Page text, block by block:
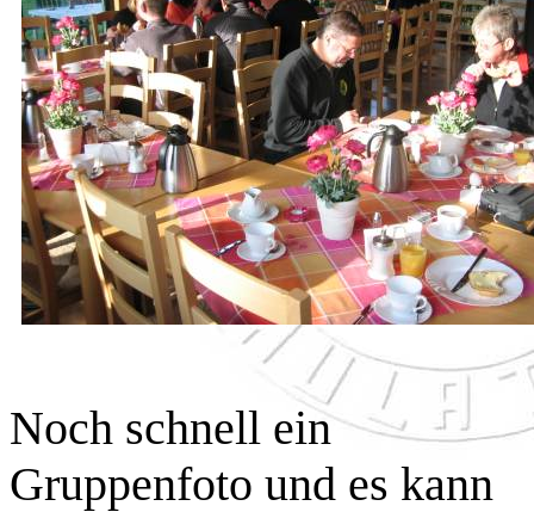
Noch schnell ein
Gruppenfoto und es kann